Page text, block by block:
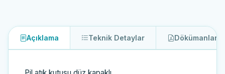
Açıklama Teknik Detaylar Dökümanlar